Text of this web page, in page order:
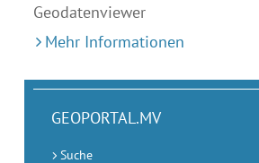
Geodatenviewer
Mehr Informationen
GEOPORTAL.MV
Suche